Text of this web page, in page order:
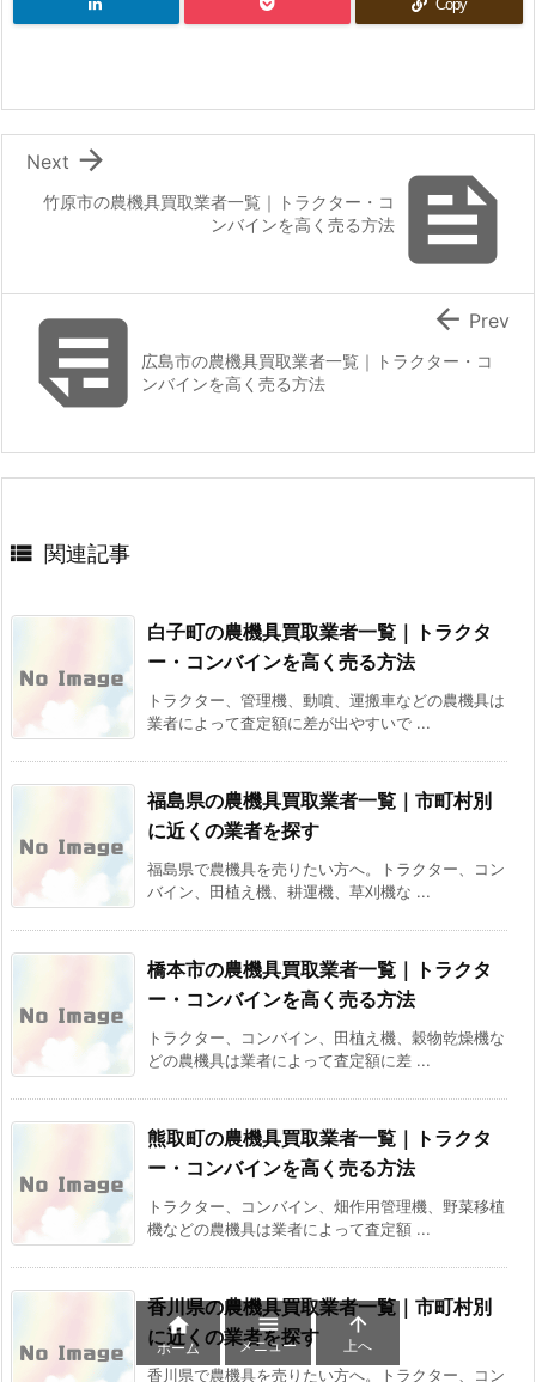
Copy

竹原市の農機具買取業者一覧｜トラクター・コ
ンバインを高く売る方法

Next
広島市の農機具買取業者一覧｜トラクター・コ
ンバインを高く売る方法
 Prev
 関連記事
白子町の農機具買取業者一覧｜トラクタ
ー・コンバインを高く売る方法
トラクター、管理機、動噴、運搬車などの農機具は
業者によって査定額に差が出やすいで ...
福島県の農機具買取業者一覧｜市町村別
に近くの業者を探す
福島県で農機具を売りたい方へ。トラクター、コン
バイン、田植え機、耕運機、草刈機な ...
橋本市の農機具買取業者一覧｜トラクタ
ー・コンバインを高く売る方法
トラクター、コンバイン、田植え機、穀物乾燥機な
どの農機具は業者によって査定額に差 ...
熊取町の農機具買取業者一覧｜トラクタ
ー・コンバインを高く売る方法
トラクター、コンバイン、畑作用管理機、野菜移植
機などの農機具は業者によって査定額 ...
香川県の農機具買取業者一覧｜市町村別
に近くの業者を探す
香川県で農機具を売りたい方へ。トラクター、コン

ホーム

メニュー

上へ